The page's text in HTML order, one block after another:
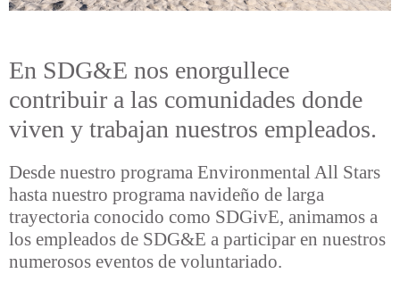
En SDG&E nos enorgullece
contribuir a las comunidades donde
viven y trabajan nuestros empleados.
Desde nuestro programa Environmental All Stars
hasta nuestro programa navideño de larga
trayectoria conocido como SDGivE, animamos a
los empleados de SDG&E a participar en nuestros
numerosos eventos de voluntariado.